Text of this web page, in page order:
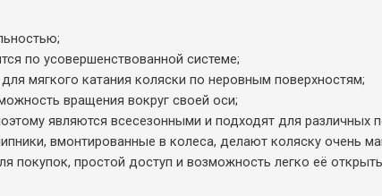
по усовершенствованной системе;
мягкого катания коляски по неровным поверхностям;
вращения вокруг своей оси;
являются всесезонными и подходят для различных
вмонтированные в колеса, делают коляску очень
покупок, простой доступ и возможность легко её